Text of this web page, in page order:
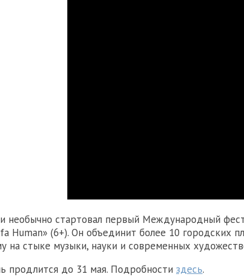
необычно стартовал первый Международный
Human» (6+). Он объединит более 10 городских
на стыке музыки, науки и современных
продлится до 31 мая. Подробности здесь.